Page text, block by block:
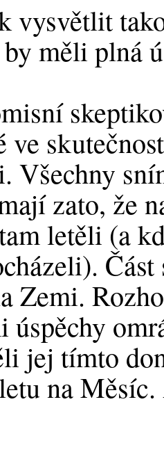
vysvětlit
měli plná
ve
Všechny
zato, že
letěli (a
Zemi.
jej tímto
na